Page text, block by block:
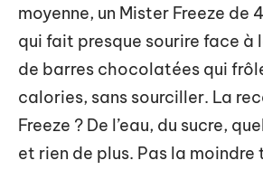
moyenne, un Mister Freeze de
qui fait presque sourire face à
de barres chocolatées qui
calories, sans sourciller. La
Freeze ? De l’eau, du sucre,
et rien de plus. Pas la moindre